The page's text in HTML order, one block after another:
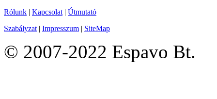
Rólunk | Kapcsolat | Útmutató
Szabályzat | Impresszum | SiteMap
© 2007-2022 Espavo Bt.